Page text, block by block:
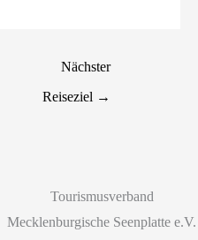
Nächster
Reiseziel →
Tourismusverband
Mecklenburgische Seenplatte e.V.